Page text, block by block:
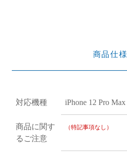
商品仕様
対応機種 iPhone 12 Pro Max
商品に関す
るご注意
（特記事項なし）